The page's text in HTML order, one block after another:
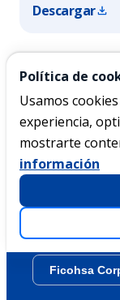
Descargar
Política de
Usamos
experiencia,
mostrarte
información
Acerca de Ficohsa
Sostenibilidad
Ficohsa